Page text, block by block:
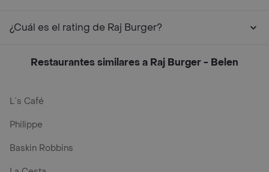
¿Cuál es el rating de Raj Burger?
Restaurantes similares a Raj Burger - Belen
L´s Café
Philippe
Baskin Robbins